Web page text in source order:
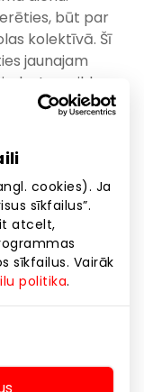
cookies). Ja
sīkfailus”.
atcelt,
sīkfailus. Vairāk
politika.
būt par
kolektīvā. Šī
jaunajam
papildu
situāciju starp
izzušana spēj
vai nē,
kādā
izglītību un
ģimenei, bet
izklaides
EUR, lai
mācību
Vienlaikus, lai